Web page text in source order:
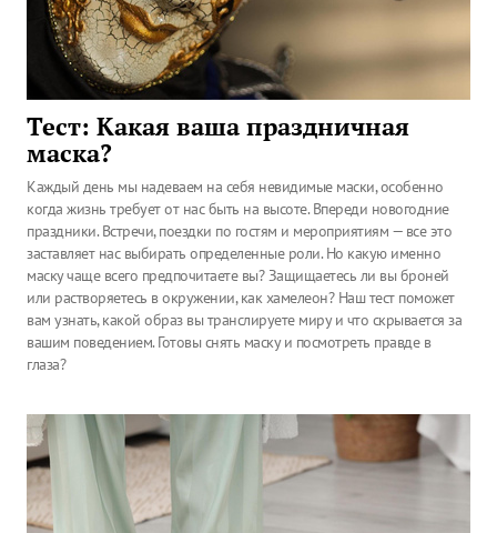
Тест: Какая ваша праздничная
маска?
Каждый день мы надеваем на себя невидимые маски, особенно
когда жизнь требует от нас быть на высоте. Впереди новогодние
праздники. Встречи, поездки по гостям и мероприятиям — все это
заставляет нас выбирать определенные роли. Но какую именно
маску чаще всего предпочитаете вы? Защищаетесь ли вы броней
или растворяетесь в окружении, как хамелеон? Наш тест поможет
вам узнать, какой образ вы транслируете миру и что скрывается за
вашим поведением. Готовы снять маску и посмотреть правде в
глаза?